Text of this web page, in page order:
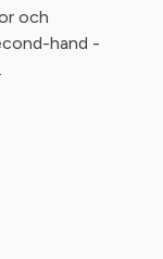
och
hand -